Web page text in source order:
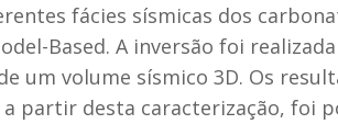
fácies sísmicas dos
Based. A inversão foi
um volume sísmico 3D. Os
a partir desta caracterização, foi